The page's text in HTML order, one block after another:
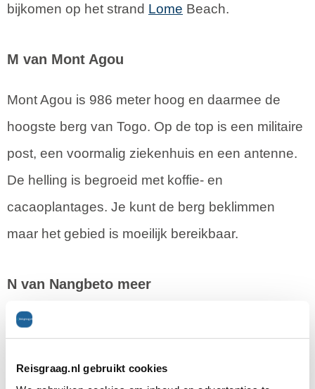
Reisgraag.nl gebruikt cookies
bijkomen op het strand Lome Beach.
M van Mont Agou
Mont Agou is 986 meter hoog en daarmee de
hoogste berg van Togo. Op de top is een militaire
post, een voormalig ziekenhuis en een antenne.
De helling is begroeid met koffie- en
cacaoplantages. Je kunt de berg beklimmen
maar het gebied is moeilijk bereikbaar.
N van Nangbeto meer
Het Nangbeto meer is een stuwmeer dat in 1987
Ook is het een ideale plek om te vissen.